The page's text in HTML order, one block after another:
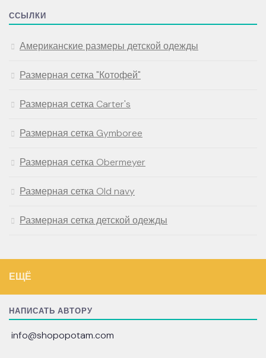
ССЫЛКИ
Американские размеры детской одежды
Размерная сетка "Котофей"
Размерная сетка Carter's
Размерная сетка Gymboree
Размерная сетка Obermeyer
Размерная сетка Old navy
Размерная сетка детской одежды
ЕЩЁ
НАПИСАТЬ АВТОРУ
info@shopopotam.com